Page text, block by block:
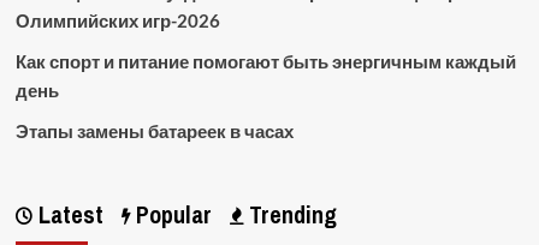
Олимпийских игр-2026
Как спорт и питание помогают быть энергичным каждый
день
Этапы замены батареек в часах
Latest Popular Trending